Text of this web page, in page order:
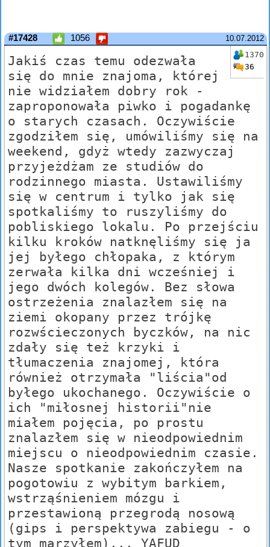
10.07.2012
#17428 1056
1370
36
Jakiś czas temu odezwała
się do mnie znajoma, której
nie widziałem dobry rok -
zaproponowała piwko i pogadankę
o starych czasach. Oczywiście
zgodziłem się, umówiliśmy się na
weekend, gdyż wtedy zazwyczaj
przyjeżdżam ze studiów do
rodzinnego miasta. Ustawiliśmy
się w centrum i tylko jak się
spotkaliśmy to ruszyliśmy do
pobliskiego lokalu. Po przejściu
kilku kroków natknęliśmy się ja
jej byłego chłopaka, z którym
zerwała kilka dni wcześniej i
jego dwóch kolegów. Bez słowa
ostrzeżenia znalazłem się na
ziemi okopany przez trójkę
rozwścieczonych byczków, na nic
zdały się też krzyki i
tłumaczenia znajomej, która
również otrzymała "liścia"od
byłego ukochanego. Oczywiście o
ich "miłosnej historii"nie
miałem pojęcia, po prostu
znalazłem się w nieodpowiednim
miejscu o nieodpowiednim czasie.
Nasze spotkanie zakończyłem na
pogotowiu z wybitym barkiem,
wstrząśnieniem mózgu i
przestawioną przegrodą nosową
(gips i perspektywa zabiegu - o
tym marzyłem)... YAFUD